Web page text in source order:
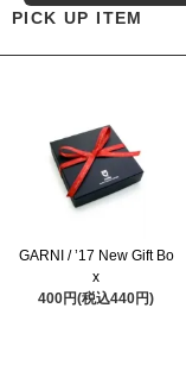
PICK UP ITEM
GARNI / ’17 New Gift Bo
x
400円(税込440円)